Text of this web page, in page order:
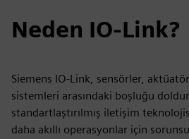
Neden IO-Link?
Siemens IO-Link, sensörler,
sistemleri arasındaki boşluğu
standartlaştırılmış iletişim
daha akıllı operasyonlar için